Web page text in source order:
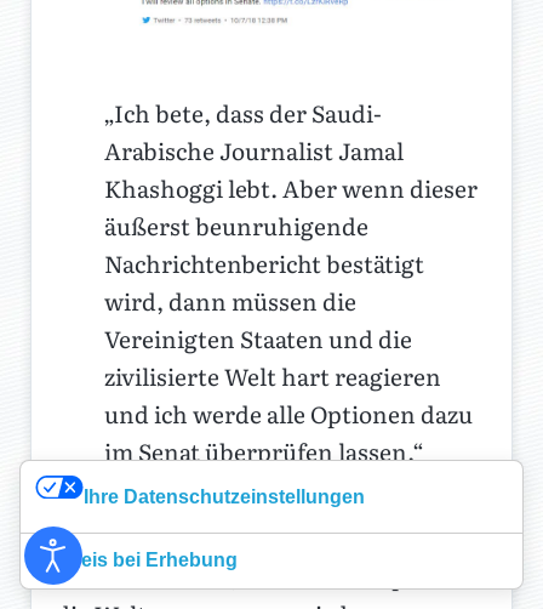
„Ich bete, dass der Saudi-
Arabische Journalist Jamal
Khashoggi lebt. Aber wenn dieser
äußerst beunruhigende
Nachrichtenbericht bestätigt
wird, dann müssen die
Vereinigten Staaten und die
zivilisierte Welt hart reagieren
und ich werde alle Optionen dazu
im Senat überprüfen lassen.“
Sein Gebet möge Gottes Ohr erreichen,
sonst sehe ich eine Plagenschale mit
schwarzem Blut, die über Europa und
Ihre Datenschutzeinstellungen
Hinweis bei Erhebung